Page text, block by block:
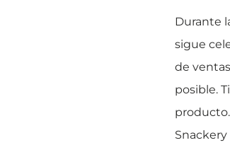
Durante
sigue
de
posible.